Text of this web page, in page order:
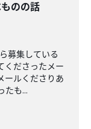
のの話
募集している
くださったメー
ールくださりあ
たも...